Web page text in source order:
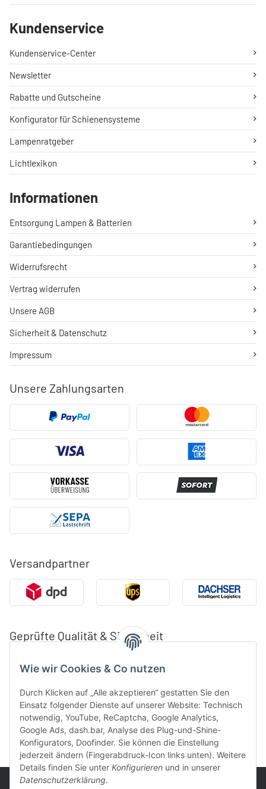
Wie wir Cookies & Co nutzen
Durch Klicken auf „Alle akzeptieren“ gestatten Sie den
Einsatz folgender Dienste auf unserer Website: Technisch
notwendig, YouTube, ReCaptcha, Google Analytics,
Google Ads, dash.bar, Analyse des Plug-und-Shine-
Konfigurators, Doofinder. Sie können die Einstellung
jederzeit ändern (Fingerabdruck-Icon links unten). Weitere
Details finden Sie unter Konfigurieren und in unserer
Datenschutzerklärung.
Unsere Zahlungsarten
Versandpartner
Geprüfte Qualität & Sicherheit
Kundenservice
Kundenservice-Center
Newsletter
Rabatte und Gutscheine
Konfigurator für Schienensysteme
Lampenratgeber
Lichtlexikon
Informationen
Entsorgung Lampen & Batterien
Garantiebedingungen
Widerrufsrecht
Vertrag widerrufen
Unsere AGB
Sicherheit & Datenschutz
Impressum